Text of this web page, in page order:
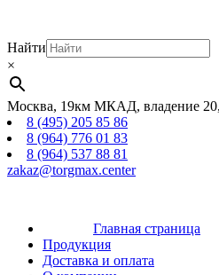
Найти
×
Москва, 19км МКАД, владение
8 (495) 205 85 86
8 (964) 776 01 83
8 (964) 537 88 81
zakaz@torgmax.center
Главная страница
Продукция
Доставка и оплата